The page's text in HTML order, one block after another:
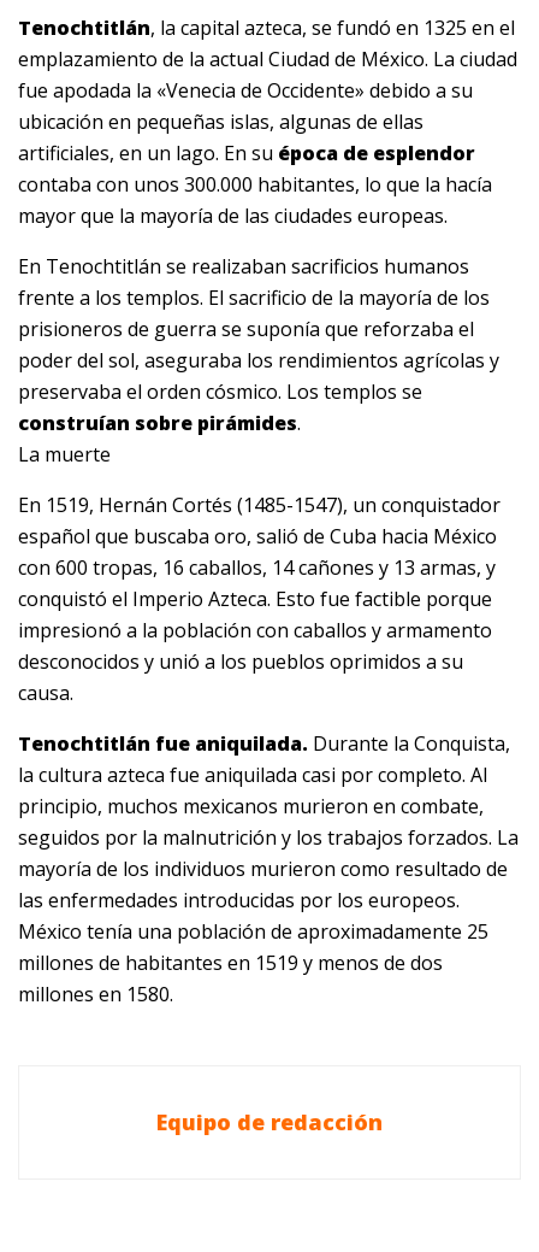
Tenochtitlán, la capital azteca, se fundó en 1325 en el
emplazamiento de la actual Ciudad de México. La ciudad
fue apodada la «Venecia de Occidente» debido a su
ubicación en pequeñas islas, algunas de ellas
artificiales, en un lago. En su época de esplendor
contaba con unos 300.000 habitantes, lo que la hacía
mayor que la mayoría de las ciudades europeas.
En Tenochtitlán se realizaban sacrificios humanos
frente a los templos. El sacrificio de la mayoría de los
prisioneros de guerra se suponía que reforzaba el
poder del sol, aseguraba los rendimientos agrícolas y
preservaba el orden cósmico. Los templos se
construían sobre pirámides.
La muerte
En 1519, Hernán Cortés (1485-1547), un conquistador
español que buscaba oro, salió de Cuba hacia México
con 600 tropas, 16 caballos, 14 cañones y 13 armas, y
conquistó el Imperio Azteca. Esto fue factible porque
impresionó a la población con caballos y armamento
desconocidos y unió a los pueblos oprimidos a su
causa.
Tenochtitlán fue aniquilada. Durante la Conquista,
la cultura azteca fue aniquilada casi por completo. Al
principio, muchos mexicanos murieron en combate,
seguidos por la malnutrición y los trabajos forzados. La
mayoría de los individuos murieron como resultado de
las enfermedades introducidas por los europeos.
México tenía una población de aproximadamente 25
millones de habitantes en 1519 y menos de dos
millones en 1580.
Equipo de redacción